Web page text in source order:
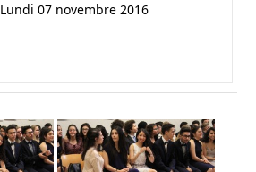
Lundi 07 novembre 2016